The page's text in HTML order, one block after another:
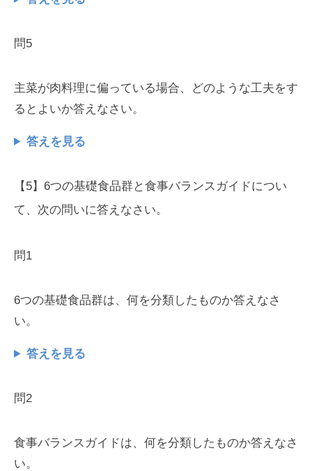
問5
主菜が肉料理に偏っている場合、どのような工夫をす
るとよいか答えなさい。
答えを見る
【5】6つの基礎食品群と食事バランスガイドについ
て、次の問いに答えなさい。
問1
6つの基礎食品群は、何を分類したものか答えなさ
い。
答えを見る
問2
食事バランスガイドは、何を分類したものか答えなさ
い。